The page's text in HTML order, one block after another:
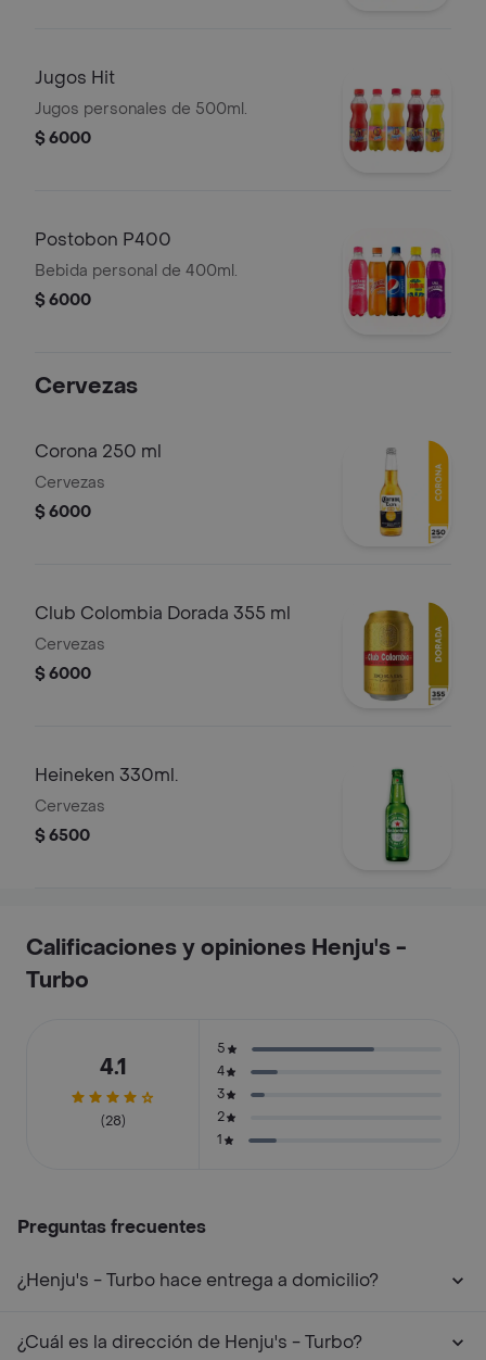
Jugos Hit
Jugos personales de 500ml.
$ 6000
Postobon P400
Bebida personal de 400ml.
$ 6000
Cervezas
Corona 250 ml
Cervezas
$ 6000
Club Colombia Dorada 355 ml
Cervezas
$ 6000
Heineken 330ml.
Cervezas
$ 6500
Calificaciones y opiniones Henju's -
Turbo
4.1
(28)
5
4
3
2
1
Preguntas frecuentes
¿Henju's - Turbo hace entrega a domicilio?
¿Cuál es la dirección de Henju's - Turbo?